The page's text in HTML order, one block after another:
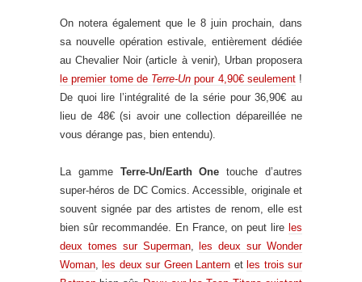
On notera également que le 8 juin prochain, dans
sa nouvelle opération estivale, entièrement dédiée
au Chevalier Noir (article à venir), Urban proposera
le premier tome de Terre-Un pour 4,90€ seulement!
De quoi lire l’intégralité de la série pour 36,90€ au
lieu de 48€ (si avoir une collection dépareillée ne
vous dérange pas, bien entendu).
La gamme Terre-Un/Earth One touche d’autres
super-héros de DC Comics. Accessible, originale et
souvent signée par des artistes de renom, elle est
bien sûr recommandée. En France, on peut lire les
deux tomes sur Superman,
les deux sur Wonder
Woman, les deux sur Green Lantern et les trois sur